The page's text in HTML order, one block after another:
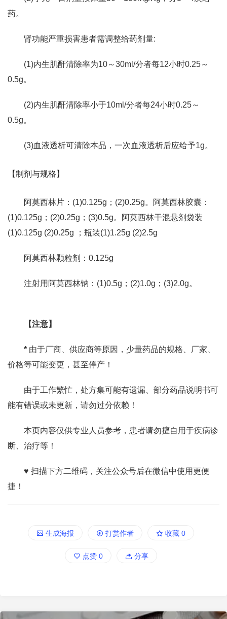
药。
肾功能严重损害患者需调整给药剂量:
(1)内生肌酐清除率为10～30ml/分者每12小时0.25～
0.5g。
(2)内生肌酐清除率小于10ml/分者每24小时0.25～
0.5g。
(3)血液透析可清除本品，一次血液透析后应给予1g。
【制剂与规格】
阿莫西林片：(1)0.125g；(2)0.25g。阿莫西林胶囊：
(1)0.125g；(2)0.25g；(3)0.5g。阿莫西林干混悬剂袋装
(1)0.125g (2)0.25g ；瓶装(1)1.25g (2)2.5g
阿莫西林颗粒剂：0.125g
注射用阿莫西林钠：(1)0.5g；(2)1.0g；(3)2.0g。
【注意】
* 由于厂商、供应商等原因，少量药品的规格、厂家、
价格等可能变更，甚至停产！
由于工作繁忙，处方集可能有遗漏、部分药品说明书可
能有错误或未更新，请勿过分依赖！
本页内容仅供专业人员参考，患者请勿擅自用于疾病诊
断、治疗等！
♥ 扫描下方二维码，关注公众号后在微信中使用更便
捷！
生成海报 打赏作者 收藏 0
点赞 0 分享